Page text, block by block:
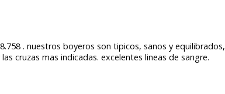
. nuestros boyeros son tipicos, sanos y equilibrados,
cruzas mas indicadas. excelentes lineas de sangre.